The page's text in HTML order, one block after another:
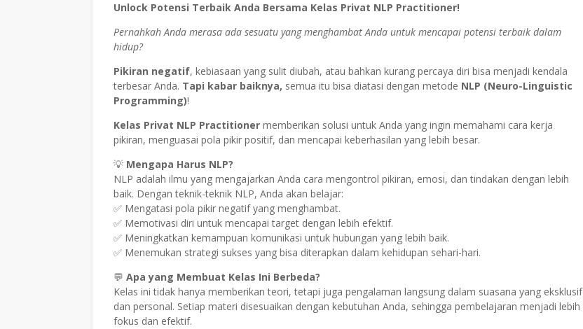
Unlock Potensi Terbaik Anda Bersama Kelas Privat NLP Practitioner!
Pernahkah Anda merasa ada sesuatu yang menghambat Anda untuk mencapai potensi terbaik dalam
hidup?
Pikiran negatif, kebiasaan yang sulit diubah, atau bahkan kurang percaya diri bisa menjadi kendala
terbesar Anda. Tapi kabar baiknya, semua itu bisa diatasi dengan metode NLP (Neuro-Linguistic
Programming)!
Kelas Privat NLP Practitioner memberikan solusi untuk Anda yang ingin memahami cara kerja
pikiran, menguasai pola pikir positif, dan mencapai keberhasilan yang lebih besar.
💡 Mengapa Harus NLP?
NLP adalah ilmu yang mengajarkan Anda cara mengontrol pikiran, emosi, dan tindakan dengan lebih
baik. Dengan teknik-teknik NLP, Anda akan belajar:
✅ Mengatasi pola pikir negatif yang menghambat.
✅ Memotivasi diri untuk mencapai target dengan lebih efektif.
✅ Meningkatkan kemampuan komunikasi untuk hubungan yang lebih baik.
✅ Menemukan strategi sukses yang bisa diterapkan dalam kehidupan sehari-hari.
💬 Apa yang Membuat Kelas Ini Berbeda?
Kelas ini tidak hanya memberikan teori, tetapi juga pengalaman langsung dalam suasana yang eksklusif
dan personal. Setiap materi disesuaikan dengan kebutuhan Anda, sehingga pembelajaran menjadi lebih
fokus dan efektif.